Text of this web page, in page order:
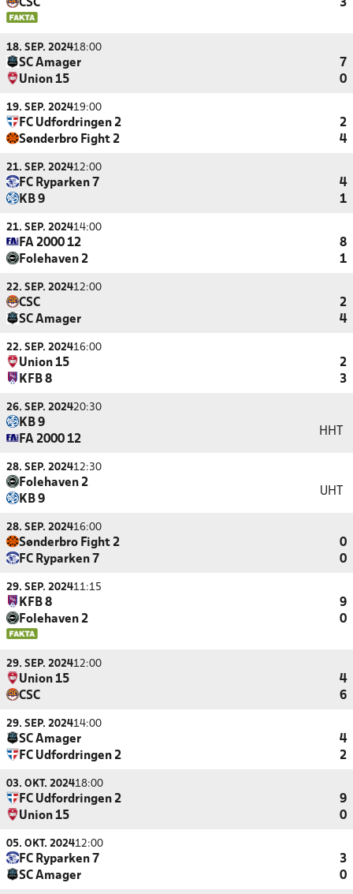
CSC
3
18. SEP. 202418:00
SC Amager
7
Union 15
0
19. SEP. 202419:00
FC Udfordringen 2
2
Sønderbro Fight 2
4
21. SEP. 202412:00
FC Ryparken 7
4
KB 9
1
21. SEP. 202414:00
FA 2000 12
8
Folehaven 2
1
22. SEP. 202412:00
CSC
2
SC Amager
4
22. SEP. 202416:00
Union 15
2
KFB 8
3
26. SEP. 202420:30
KB 9
FA 2000 12
HHT
28. SEP. 202412:30
Folehaven 2
KB 9
UHT
28. SEP. 202416:00
Sønderbro Fight 2
0
FC Ryparken 7
0
29. SEP. 202411:15
KFB 8
9
Folehaven 2
0
29. SEP. 202412:00
Union 15
4
CSC
6
29. SEP. 202414:00
SC Amager
4
FC Udfordringen 2
2
03. OKT. 202418:00
FC Udfordringen 2
9
Union 15
0
05. OKT. 202412:00
FC Ryparken 7
3
SC Amager
0